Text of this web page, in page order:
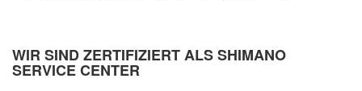
WIR SIND ZERTIFIZIERT ALS SHIMANO
SERVICE CENTER